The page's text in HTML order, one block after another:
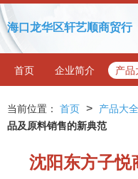
海口龙华区轩艺顺商贸行
首页 企业简介 产品
当前位置： 首页 > 产品大全
品及原料销售的新典范
沈阳东方子悦